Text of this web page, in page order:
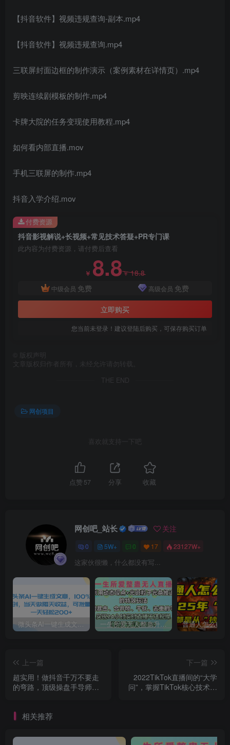
【抖音软件】视频违规查询-副本.mp4
【抖音软件】视频违规查询.mp4
三联屏封面边框的制作演示（案例素材在详情页）.mp4
剪映连续剧模板的制作.mp4
卡牌大院的任务变现使用教程.mp4
如何看内部直播.mov
手机三联屏的制作.mp4
抖音入学介绍.mov
抖音影视解说+长视频+常见技术答疑+PR专门课
此内容为付费资源，请付费后查看
￥ 8.8￥18.8
中级会员 免费 高级会员 免费
立即购买
您当前未登录！建议登陆后购买，可保存购买订单
付费资源
版权声明
文章版权归作者所有，未经允许请勿转载。
THE END
网创项目
喜欢就支持一下吧
点赞 57 分享 收藏
网创吧_站长 关注
0 5W+ 0 17 23127W+
这家伙很懒，什么都没有写...
微头条AI一键生成文章，100%过原创，当天做隔天收益，可批量，一天轻松200+ 一生所爱无人整蛊升级版9.0，利用动态噪点+光斑粒子光条推进的特效玩法，内附暴击、合并帧、干扰、去重的手法，实现24小时实时直播不违规操，单场日入1500+，小白也能无脑驾驭
上一篇
超实用！做抖音千万不要走
的弯路，顶级操盘手导师毫
下一篇
2022TikTok直播间的“大学
问”，掌握TikTok核心技术，
相关推荐